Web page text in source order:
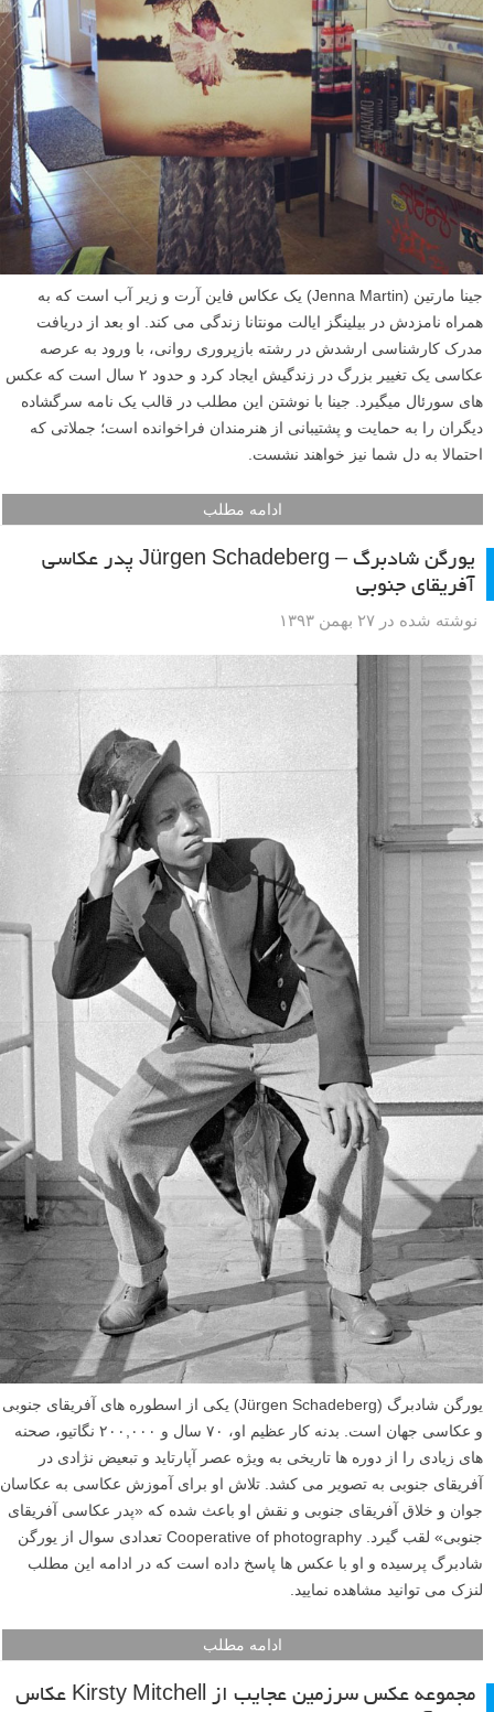
جینا مارتین (Jenna Martin) یک عکاس فاین آرت و زیر آب است که به
همراه نامزدش در بیلینگز ایالت مونتانا زندگی می کند. او بعد از دریافت
مدرک کارشناسی ارشدش در رشته بازپروری روانی، با ورود به عرصه
عکاسی یک تغییر بزرگ در زندگیش ایجاد کرد و حدود ۲ سال است که عکس
های سورئال میگیرد. جینا با نوشتن این مطلب در قالب یک نامه سرگشاده
دیگران را به حمایت و پشتیبانی از هنرمندان فراخوانده است؛ جملاتی که
احتمالا به دل شما نیز خواهند نشست.
ادامه مطلب
یورگن شادبرگ – Jürgen Schadeberg پدر عکاسی
آفریقای جنوبی
نوشته شده در ۲۷ بهمن ۱۳۹۳
یورگن شادبرگ (Jürgen Schadeberg) یکی از اسطوره های آفریقای جنوبی
و عکاسی جهان است. بدنه کار عظیم او، ۷۰ سال و ۲۰۰,۰۰۰ نگاتیو، صحنه
های زیادی را از دوره ها تاریخی به ویژه عصر آپارتاید و تبعیض نژادی در
آفریقای جنوبی به تصویر می کشد. تلاش او برای آموزش عکاسی به عکاسان
جوان و خلاق آفریقای جنوبی و نقش او باعث شده که «پدر عکاسی آفریقای
جنوبی» لقب گیرد. Cooperative of photography تعدادی سوال از یورگن
شادبرگ پرسیده و او با عکس ها پاسخ داده است که در ادامه این مطلب
لنزک می توانید مشاهده نمایید.
ادامه مطلب
مجموعه عکس سرزمین عجایب از Kirsty Mitchell عکاس